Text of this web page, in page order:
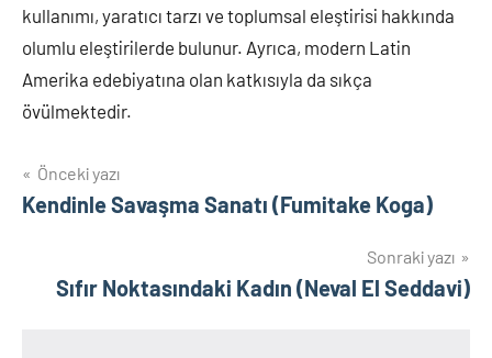
kullanımı, yaratıcı tarzı ve toplumsal eleştirisi hakkında
olumlu eleştirilerde bulunur. Ayrıca, modern Latin
Amerika edebiyatına olan katkısıyla da sıkça
övülmektedir.
Yazı
gezinmesi
Önceki yazı
Kendinle Savaşma Sanatı (Fumitake Koga)
Sonraki yazı
Sıfır Noktasındaki Kadın (Neval El Seddavi)